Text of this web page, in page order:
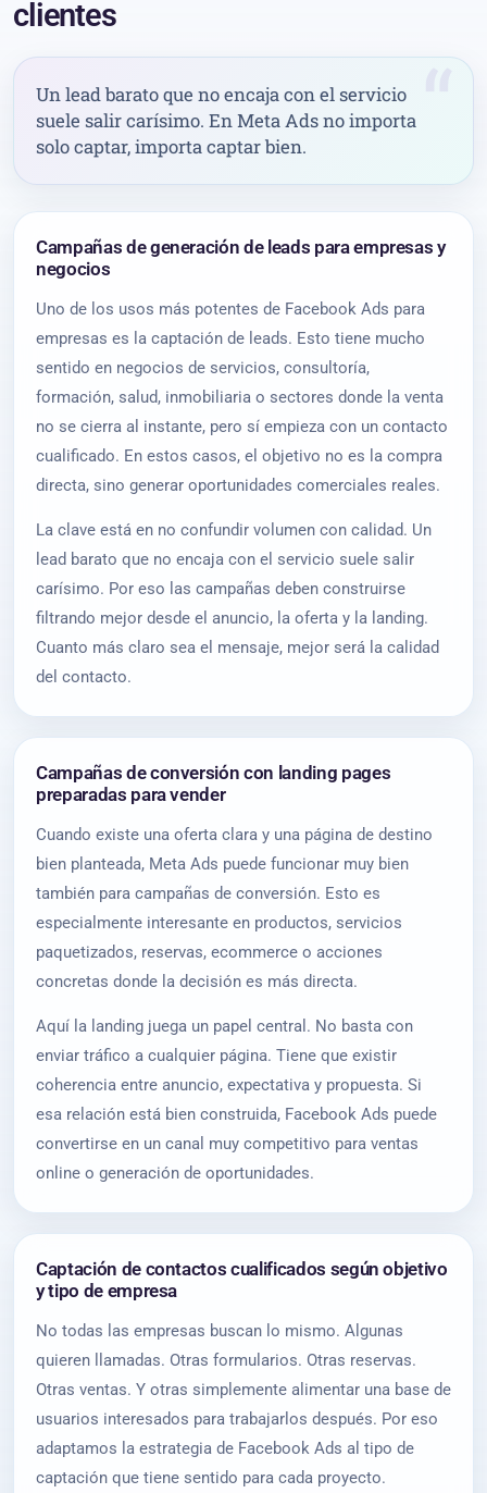
clientes
Un lead barato que no encaja con el servicio
suele salir carísimo. En Meta Ads no importa
solo captar, importa captar bien.
Campañas de generación de leads para empresas y
negocios
Uno de los usos más potentes de Facebook Ads para
empresas es la captación de leads. Esto tiene mucho
sentido en negocios de servicios, consultoría,
formación, salud, inmobiliaria o sectores donde la venta
no se cierra al instante, pero sí empieza con un contacto
cualificado. En estos casos, el objetivo no es la compra
directa, sino generar oportunidades comerciales reales.
La clave está en no confundir volumen con calidad. Un
lead barato que no encaja con el servicio suele salir
carísimo. Por eso las campañas deben construirse
filtrando mejor desde el anuncio, la oferta y la landing.
Cuanto más claro sea el mensaje, mejor será la calidad
del contacto.
Campañas de conversión con landing pages
preparadas para vender
Cuando existe una oferta clara y una página de destino
bien planteada, Meta Ads puede funcionar muy bien
también para campañas de conversión. Esto es
especialmente interesante en productos, servicios
paquetizados, reservas, ecommerce o acciones
concretas donde la decisión es más directa.
Aquí la landing juega un papel central. No basta con
enviar tráfico a cualquier página. Tiene que existir
coherencia entre anuncio, expectativa y propuesta. Si
esa relación está bien construida, Facebook Ads puede
convertirse en un canal muy competitivo para ventas
online o generación de oportunidades.
Captación de contactos cualificados según objetivo
y tipo de empresa
No todas las empresas buscan lo mismo. Algunas
quieren llamadas. Otras formularios. Otras reservas.
Otras ventas. Y otras simplemente alimentar una base de
usuarios interesados para trabajarlos después. Por eso
adaptamos la estrategia de Facebook Ads al tipo de
captación que tiene sentido para cada proyecto.